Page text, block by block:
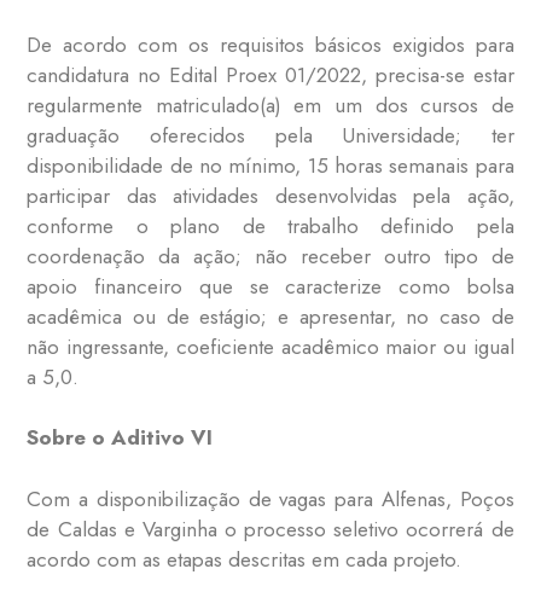
De acordo com os requisitos básicos exigidos para
candidatura no Edital Proex 01/2022, precisa-se estar
regularmente matriculado(a) em um dos cursos de
graduação oferecidos pela Universidade; ter
disponibilidade de no mínimo, 15 horas semanais para
participar das atividades desenvolvidas pela ação,
conforme o plano de trabalho definido pela
coordenação da ação; não receber outro tipo de
apoio financeiro que se caracterize como bolsa
acadêmica ou de estágio; e apresentar, no caso de
não ingressante, coeficiente acadêmico maior ou igual
a 5,0.
Sobre o Aditivo VI
Com a disponibilização de vagas para Alfenas, Poços
de Caldas e Varginha o processo seletivo ocorrerá de
acordo com as etapas descritas em cada projeto.